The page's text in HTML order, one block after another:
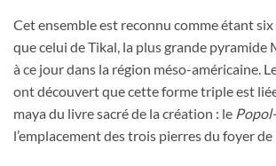
Cet ensemble est reconnu comme étant
que celui de Tikal, la plus grande pyramide
à ce jour dans la région méso-américaine.
ont découvert que cette forme triple est
maya du livre sacré de la création : le
l’emplacement des trois pierres du foyer